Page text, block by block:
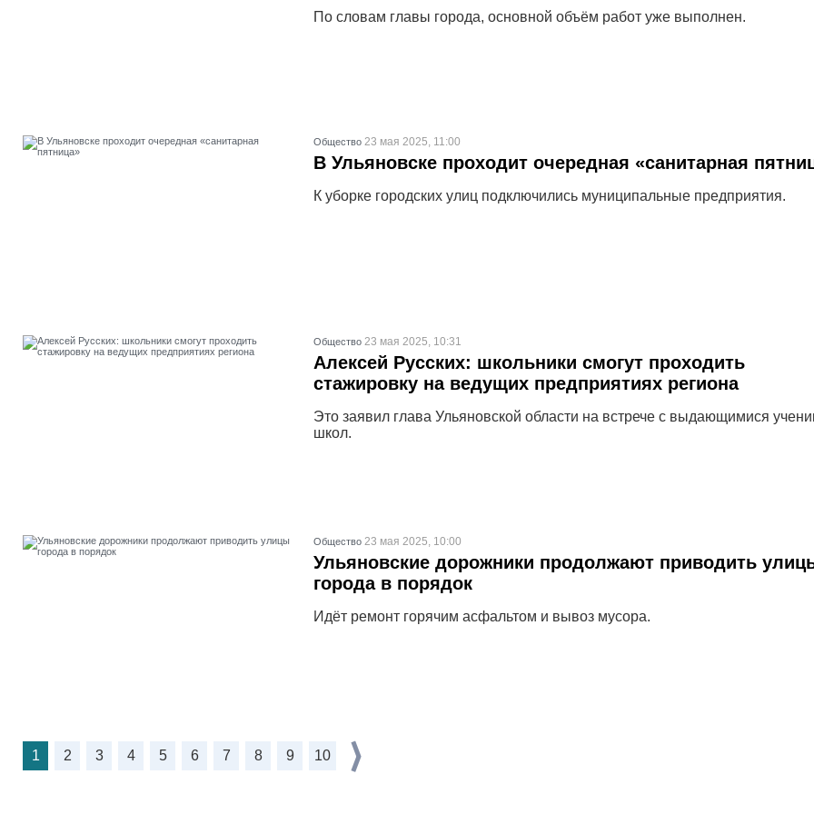
По словам главы города, основной объём работ уже выполнен.
Общество 23 мая 2025, 11:00
В Ульяновске проходит очередная «санитарная
К уборке городских улиц подключились муниципальные предприятия.
Общество 23 мая 2025, 10:31
Алексей Русских: школьники смогут проходить
стажировку на ведущих предприятиях региона
Это заявил глава Ульяновской области на встрече с выдающимися
школ.
Общество 23 мая 2025, 10:00
Ульяновские дорожники продолжают приводить
города в порядок
Идёт ремонт горячим асфальтом и вывоз мусора.
1 2 3 4 5 6 7 8 9 10